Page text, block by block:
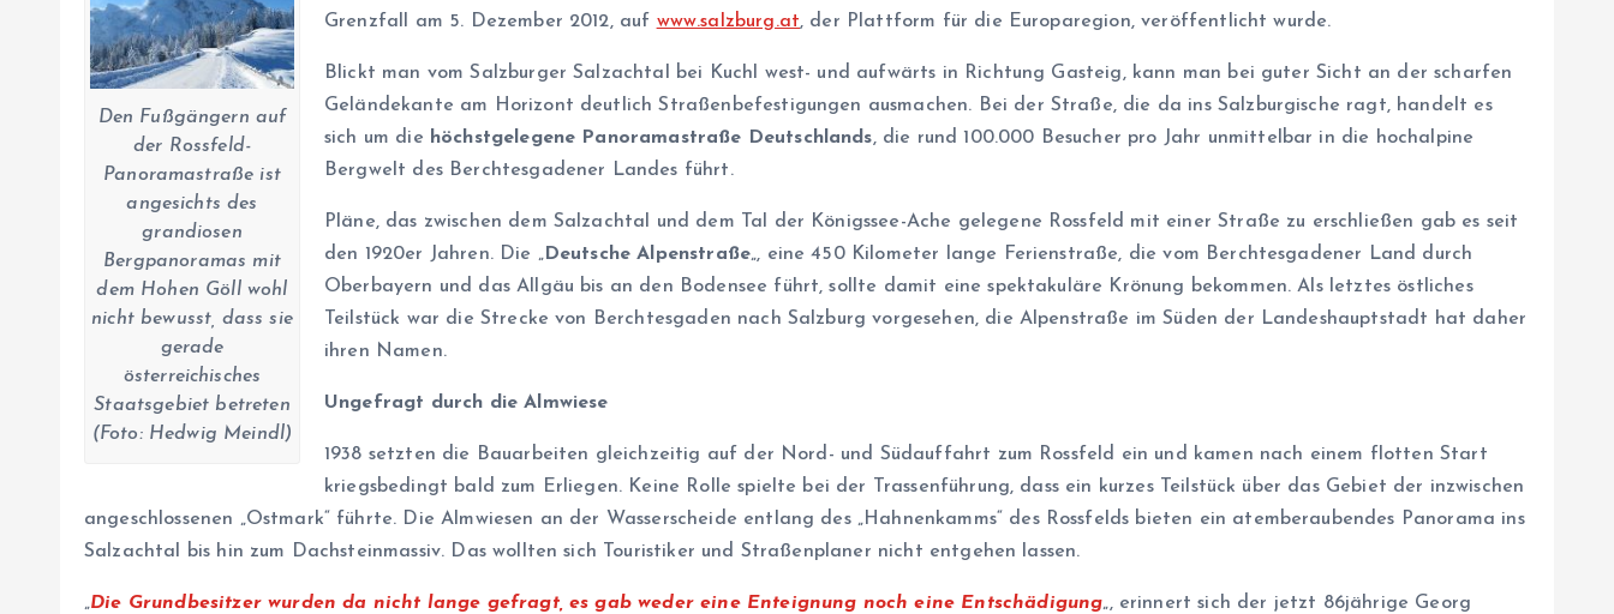
Den Fußgängern auf
der Rossfeld-
Panoramastraße ist
angesichts des
grandiosen
Bergpanoramas mit
dem Hohen Göll wohl
nicht bewusst, dass sie
gerade
österreichisches
Staatsgebiet betreten
(Foto: Hedwig Meindl)
Grenzfall am 5. Dezember 2012, auf www.salzburg.at, der Plattform für die Europaregion, veröffentlicht wurde.
Blickt man vom Salzburger Salzachtal bei Kuchl west- und aufwärts in Richtung Gasteig, kann man bei guter Sicht an der scharfen
Geländekante am Horizont deutlich Straßenbefestigungen ausmachen. Bei der Straße, die da ins Salzburgische ragt, handelt es
sich um die höchstgelegene Panoramastraße Deutschlands, die rund 100.000 Besucher pro Jahr unmittelbar in die hochalpine
Bergwelt des Berchtesgadener Landes führt.
Pläne, das zwischen dem Salzachtal und dem Tal der Königssee-Ache gelegene Rossfeld mit einer Straße zu erschließen gab es seit
den 1920er Jahren. Die „Deutsche Alpenstraße„, eine 450 Kilometer lange Ferienstraße, die vom Berchtesgadener Land durch
Oberbayern und das Allgäu bis an den Bodensee führt, sollte damit eine spektakuläre Krönung bekommen. Als letztes östliches
Teilstück war die Strecke von Berchtesgaden nach Salzburg vorgesehen, die Alpenstraße im Süden der Landeshauptstadt hat daher
ihren Namen.
Ungefragt durch die Almwiese
1938 setzten die Bauarbeiten gleichzeitig auf der Nord- und Südauffahrt zum Rossfeld ein und kamen nach einem flotten Start
kriegsbedingt bald zum Erliegen. Keine Rolle spielte bei der Trassenführung, dass ein kurzes Teilstück über das Gebiet der inzwischen
angeschlossenen „Ostmark“ führte. Die Almwiesen an der Wasserscheide entlang des „Hahnenkamms“ des Rossfelds bieten ein atemberaubendes Panorama ins
Salzachtal bis hin zum Dachsteinmassiv. Das wollten sich Touristiker und Straßenplaner nicht entgehen lassen.
„Die Grundbesitzer wurden da nicht lange gefragt, es gab weder eine Enteignung noch eine Entschädigung„, erinnert sich der jetzt 86jährige Georg